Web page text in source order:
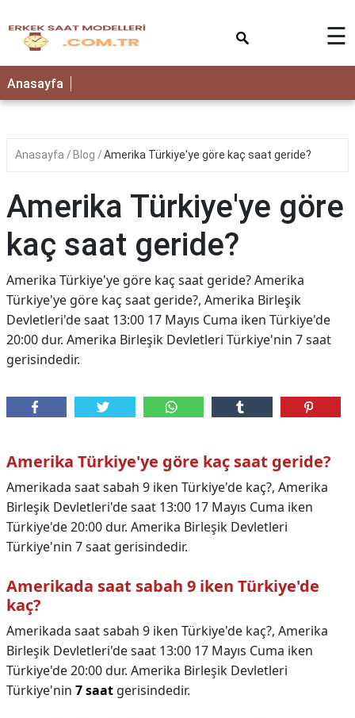
☰
Anasayfa
Anasayfa Blog Amerika Türkiye'ye göre kaç saat geride?
Amerika Türkiye'ye göre
kaç saat geride?
Amerika Türkiye'ye göre kaç saat geride? Amerika
Türkiye'ye göre kaç saat geride?, Amerika Birleşik
Devletleri'de saat 13:00 17 Mayıs Cuma iken Türkiye'de
20:00 dur. Amerika Birleşik Devletleri Türkiye'nin 7 saat
gerisindedir.
Amerika Türkiye'ye göre kaç saat geride?
Amerikada saat sabah 9 iken Türkiye'de kaç?, Amerika
Birleşik Devletleri'de saat 13:00 17 Mayıs Cuma iken
Türkiye'de 20:00 dur. Amerika Birleşik Devletleri
Türkiye'nin 7 saat gerisindedir.
Amerikada saat sabah 9 iken Türkiye'de
kaç?
Amerikada saat sabah 9 iken Türkiye'de kaç?, Amerika
Birleşik Devletleri'de saat 13:00 17 Mayıs Cuma iken
Türkiye'de 20:00 dur. Amerika Birleşik Devletleri
Türkiye'nin 7 saat gerisindedir.